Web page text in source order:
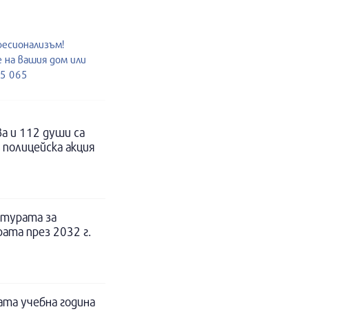
на вашия дом или
065
и 112 души са
акция
за
през 2032 г.
учебна година